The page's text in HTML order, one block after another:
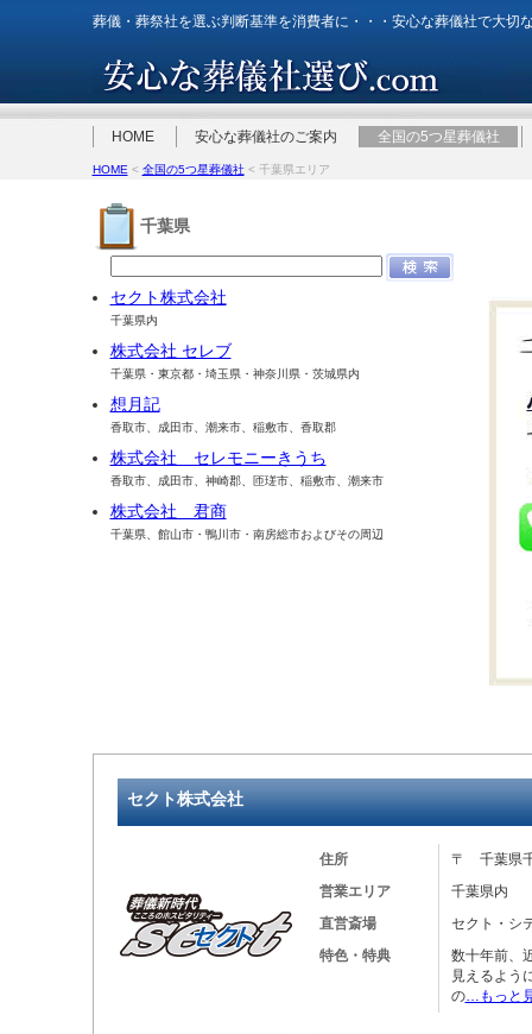
葬儀・葬祭社を選ぶ判断基準を消費者に・・・安心な葬儀社で大切
HOME 安心な葬儀社のご案内 全国の5つ星葬儀社
HOME < 全国の5つ星葬儀社< 千葉県エリア
千葉県
セクト株式会社
千葉県内
株式会社 セレブ
千葉県・東京都・埼玉県・神奈川県・茨城県内
想月記
香取市、成田市、潮来市、稲敷市、香取郡
株式会社 セレモニーきうち
香取市、成田市、神崎郡、匝瑳市、稲敷市、潮来市
株式会社 君商
千葉県、館山市・鴨川市・南房総市およびその周辺
セクト株式会社
住所
〒 千葉県
営業エリア
千葉県内
直営斎場
セクト・シ
特色・特典
数十年前、
見えるよう
の…もっと